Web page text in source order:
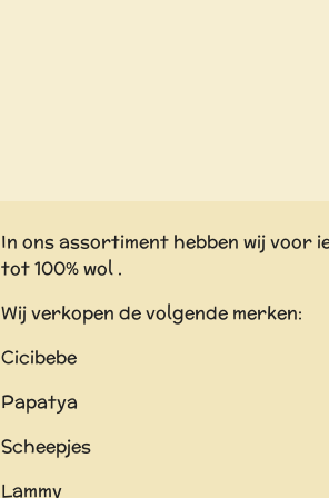
In ons assortiment hebben wij voor
tot 100% wol .
Wij verkopen de volgende merken:
Cicibebe
Papatya
Scheepjes
Lammy